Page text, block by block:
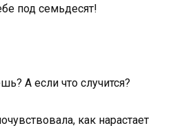
под семьдесят!
А если что случится?
как нарастает